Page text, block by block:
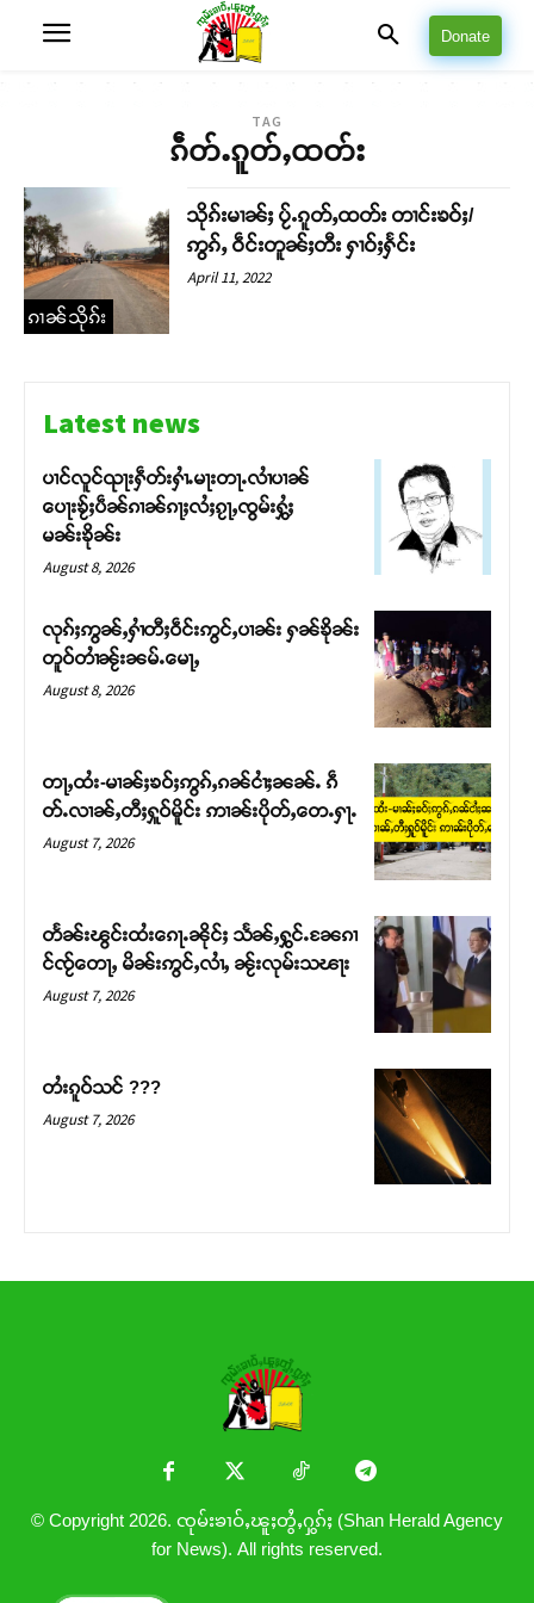
တႃႇႁႂ်ႈသဵင်ၵၢင်ၸႂ်ၵူၼ်းမိူင်း ၵူႈတီႈၵူႈလႅၼ်ပေႃးတေၸွ
တ်ႇ တူဝ်ႈလုမ်ႈၾႃႉၼၼ်ႉ ၶဝ်ႈႁူမ်ႈၵမ်ႉထႅမ် ၸုမ်းၶၢ
ဝ်ႇၽူႈတွႆႇႁွၵ်ႈ လႆႈယူႇၶႃႈဢေႃႈ။
Donate
TAG
ၵဵတ်ႉၵူတ်ႇထတ်း
ၵၢၼ်သိုၵ်း
သိုၵ်းမၢၼ်ႈ ပႂ်ႉၵူတ်ႇထတ်း တၢင်းၶဝ်ႈ/
ဢွၵ်ႇ ဝဵင်းတူၼ်ႈတီး ႁၢဝ်ႈႁႅင်း
April 11, 2022
Latest news
ပၢင်လူင်ၺႃးႁဵတ်းႁၢႆႉမႃးတႃႉလၢႆပၢၼ် ​​
ပေႃးၶႂ်ႈပဵၼ်ၵၢၼ်ၵႃႈလႆႈၵႂႃႇၸွမ်းႁွႆႈ
မၼ်းၶိုၼ်း
August 8, 2026
လုၵ်ႈဢွၼ်ႇႁၢႆတီႈဝဵင်းဢွင်ႇပၢၼ်း ႁၼ်ၶိုၼ်း
တူဝ်တၢႆၼႂ်းၼမ်ႉမေႃႇ
August 8, 2026
တႃႇထႆး-မၢၼ်ႈၶဝ်ႈဢွၵ်ႇၵၼ်ငၢႆႈၼၼ်ႉ ၵဵ
တ်ႉလၢၼ်ႇတီႈႁူဝ်မိူင်း ဢၢၼ်းပိုတ်ႇတေႉႁႃႉ
August 7, 2026
တႅၼ်းၽွင်းထႆးၵေႃႉၼိုင်ႈ သႅၼ်ႇႁွင်ႉၼႄၵၢ
င်ၸႂ်တေႃႇ မိၼ်းဢွင်ႇလၢႆႇ ၼႂ်းလုမ်းသၽႃး
August 7, 2026
တႆးၵူဝ်သင် ???
August 7, 2026
© Copyright 2026. ၸုမ်းၶၢဝ်ႇၽူႈတွႆႇႁွၵ်ႈ (Shan Herald Agency
for News). All rights reserved.